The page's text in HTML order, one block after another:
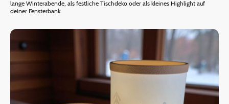
lange Winterabende, als festliche Tischdeko oder als kleines Highlight auf
deiner Fensterbank.